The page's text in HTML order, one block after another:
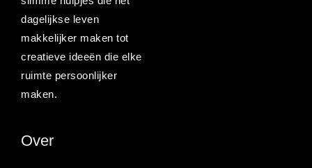
dagelijkse leven
makkelijker maken tot
creatieve ideeën die elke
ruimte persoonlijker
maken.
Over